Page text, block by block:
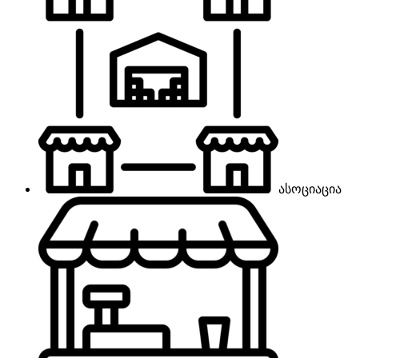
ასოციაცია